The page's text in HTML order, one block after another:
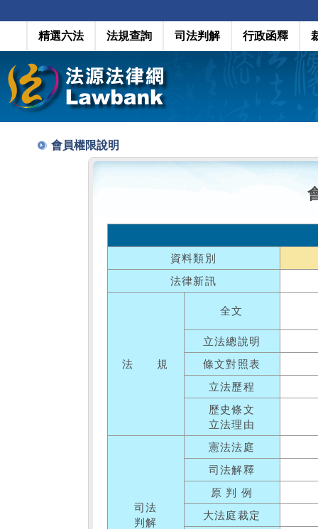
精選六法 法規查詢 司法判解 行政函釋
會員權限說明
資料類別
法律新訊
法 規
全文
立法總說明
條文對照表
立法歷程
歷史條文
立法理由
司法
判解
憲法法庭
司法解釋
原 判 例
大法庭裁定